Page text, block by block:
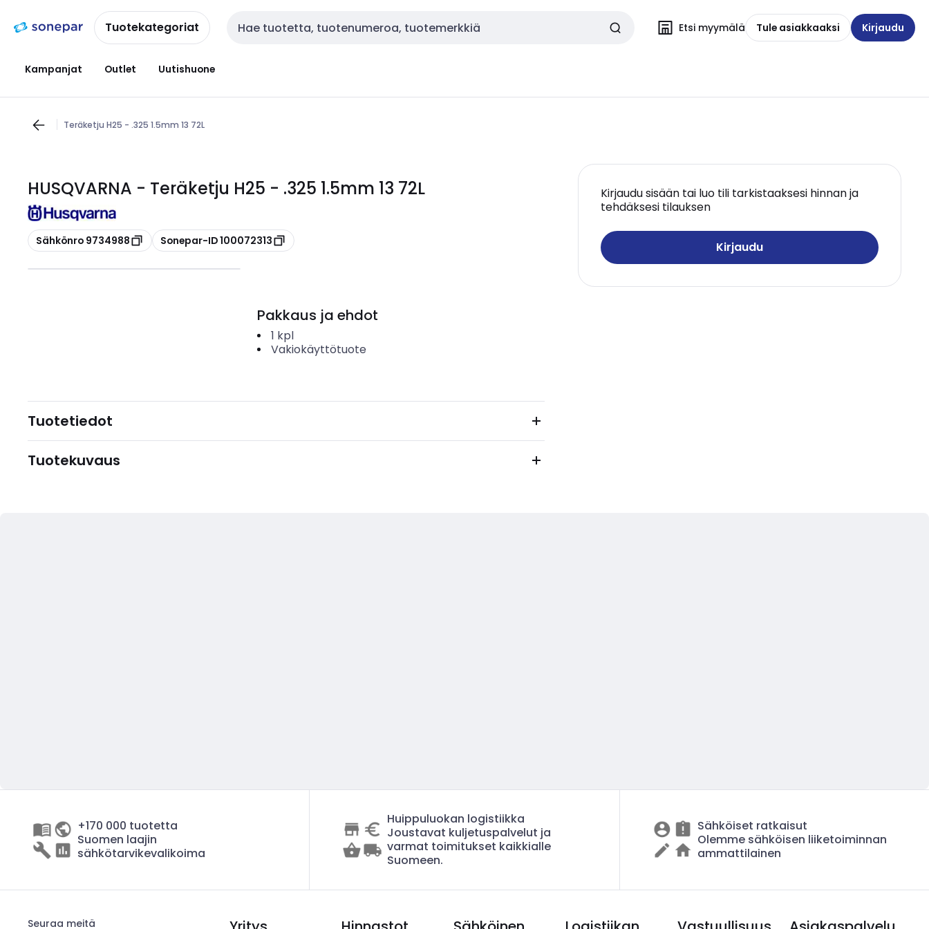
navigointiinsisältöönTuotekategoriat Haku Etsi myymälä Tule asiakkaaksi Kirjaudu
Kampanjat Outlet Uutishuone
Teräketju H25 - .325 1.5mm 13 72L
HUSQVARNA - Teräketju H25 - .325 1.5mm 13 72L
Kopioi
Sähkönro 9734988 Kopioi
Sonepar-ID 100072313
Kirjaudu sisään tai luo tili tarkistaaksesi hinnan ja
tehdäksesi tilauksen
Kirjaudu
Pakkaus ja ehdot
1 kpl
Vakiokäyttötuote
Tuotetiedot
Tuotekuvaus
+170 000 tuotetta
Suomen laajin
sähkötarvikevalikoima
Huippuluokan logistiikka
Joustavat kuljetuspalvelut ja
varmat toimitukset kaikkialle
Suomeen.
Sähköiset ratkaisut
Olemme sähköisen liiketoiminnan
ammattilainen
Seuraa meitä